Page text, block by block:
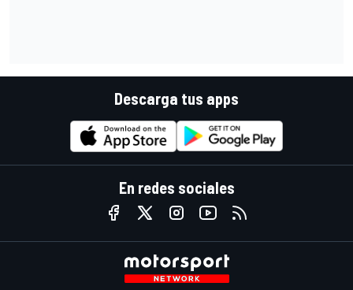
Descarga tus apps
En redes sociales